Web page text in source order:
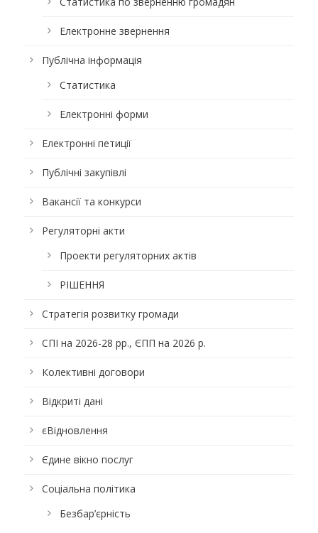
Електронне звернення
Публічна інформація
Статистика
Електронні форми
Електронні петиції
Публічні закупівлі
Вакансії та конкурси
Регуляторні акти
Проекти регуляторних актів
РІШЕННЯ
Стратегія розвитку громади
СПІ на 2026-28 рр., ЄПП на 2026 р.
Колективні договори
Відкриті дані
єВідновлення
Єдине вікно послуг
Соціальна політика
Безбар’єрність